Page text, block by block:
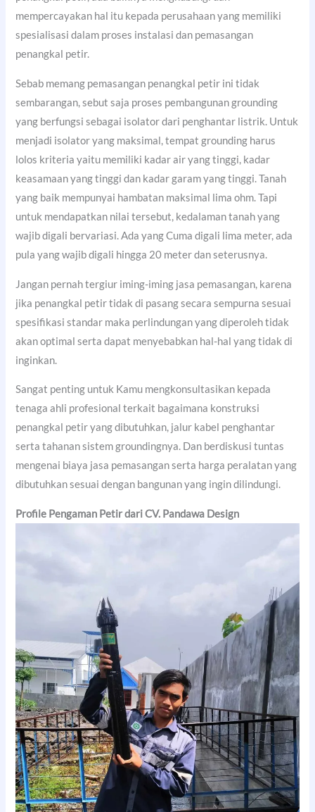
mempercayakan hal itu kepada perusahaan yang memiliki
spesialisasi dalam proses instalasi dan pemasangan
penangkal petir.
Sebab memang pemasangan penangkal petir ini tidak
sembarangan, sebut saja proses pembangunan grounding
yang berfungsi sebagai isolator dari penghantar listrik. Untuk
menjadi isolator yang maksimal, tempat grounding harus
lolos kriteria yaitu memiliki kadar air yang tinggi, kadar
keasamaan yang tinggi dan kadar garam yang tinggi. Tanah
yang baik mempunyai hambatan maksimal lima ohm. Tapi
untuk mendapatkan nilai tersebut, kedalaman tanah yang
wajib digali bervariasi. Ada yang Cuma digali lima meter, ada
pula yang wajib digali hingga 20 meter dan seterusnya.
Jangan pernah tergiur iming-iming jasa pemasangan, karena
jika penangkal petir tidak di pasang secara sempurna sesuai
spesifikasi standar maka perlindungan yang diperoleh tidak
akan optimal serta dapat menyebabkan hal-hal yang tidak di
inginkan.
Sangat penting untuk Kamu mengkonsultasikan kepada
tenaga ahli profesional terkait bagaimana konstruksi
penangkal petir yang dibutuhkan, jalur kabel penghantar
serta tahanan sistem groundingnya. Dan berdiskusi tuntas
mengenai biaya jasa pemasangan serta harga peralatan yang
dibutuhkan sesuai dengan bangunan yang ingin dilindungi.
Profile Pengaman Petir dari CV. Pandawa Design